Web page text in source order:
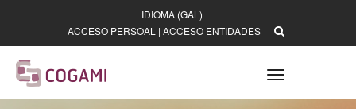
IDIOMA (GAL)
ACCESO PERSOAL | ACCESO ENTIDADES
Toggle
navigation